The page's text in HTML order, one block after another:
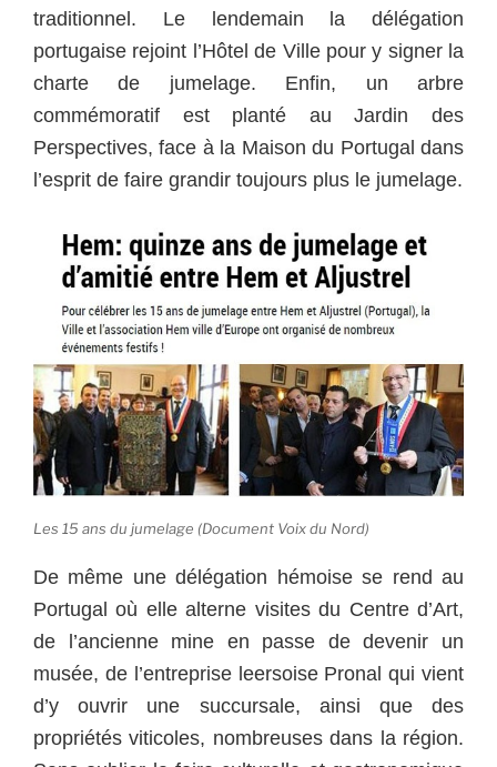
traditionnel. Le lendemain la délégation
portugaise rejoint l’Hôtel de Ville pour y signer la
charte de jumelage. Enfin, un arbre
commémoratif est planté au Jardin des
Perspectives, face à la Maison du Portugal dans
l’esprit de faire grandir toujours plus le jumelage.
Les 15 ans du jumelage (Document Voix du Nord)
De même une délégation hémoise se rend au
Portugal où elle alterne visites du Centre d’Art,
de l’ancienne mine en passe de devenir un
musée, de l’entreprise leersoise Pronal qui vient
d’y ouvrir une succursale, ainsi que des
propriétés viticoles, nombreuses dans la région.